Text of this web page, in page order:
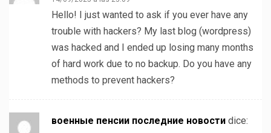
Hello! I just wanted to ask if you ever have any
trouble with hackers? My last blog (wordpress)
was hacked and I ended up losing many months
of hard work due to no backup. Do you have any
methods to prevent hackers?
военные пенсии последние новости dice: